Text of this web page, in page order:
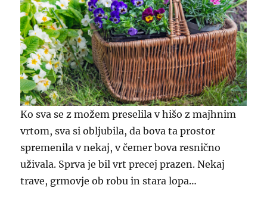
Ko sva se z možem preselila v hišo z majhnim
vrtom, sva si obljubila, da bova ta prostor
spremenila v nekaj, v čemer bova resnično
uživala. Sprva je bil vrt precej prazen. Nekaj
trave, grmovje ob robu in stara lopa…